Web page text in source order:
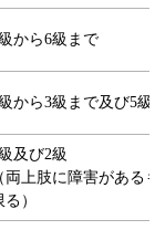
から6級まで
から3級まで及び5級
及び2級
両上肢に障害がある
る）